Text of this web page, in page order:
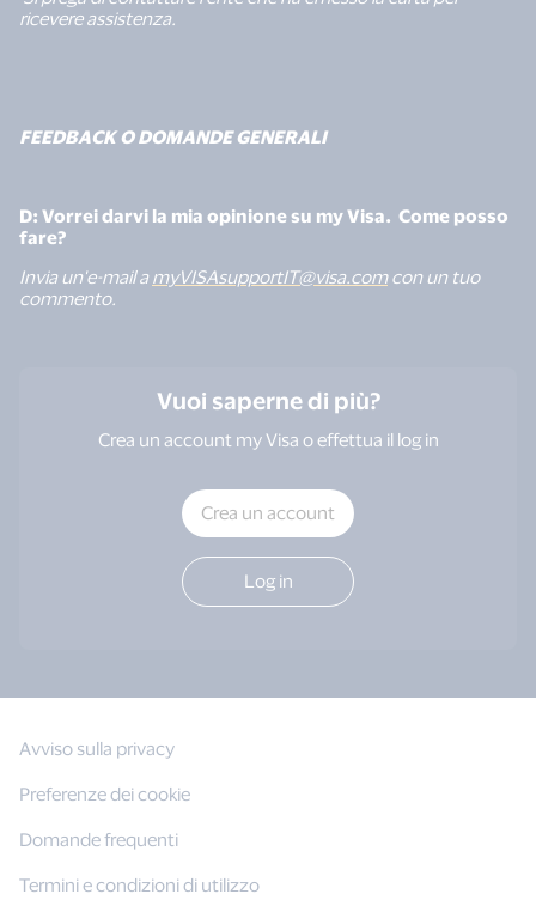
ricevere assistenza.
FEEDBACK O DOMANDE GENERALI
D: Vorrei darvi la mia opinione su my Visa. Come posso
fare?
Invia un'e-mail a myVISAsupportIT@visa.comcon un tuo
commento.
Vuoi saperne di più?
Crea un account my Visa o effettua il log in
Crea un account
Log in
Avviso sulla privacy
Preferenze dei cookie
Domande frequenti
Termini e condizioni di utilizzo